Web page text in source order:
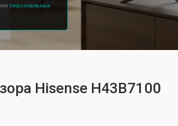
персональных
Hisense H43B7100